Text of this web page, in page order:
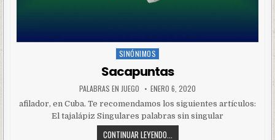
Posted
SINÓNIMOS
Sacapuntas
PALABRAS EN JUEGO ENERO 6, 2020
afilador, en Cuba. Te recomendamos los siguientes artículos:
El tajalápiz Singulares palabras sin singular
CONTINUAR LEYENDO...